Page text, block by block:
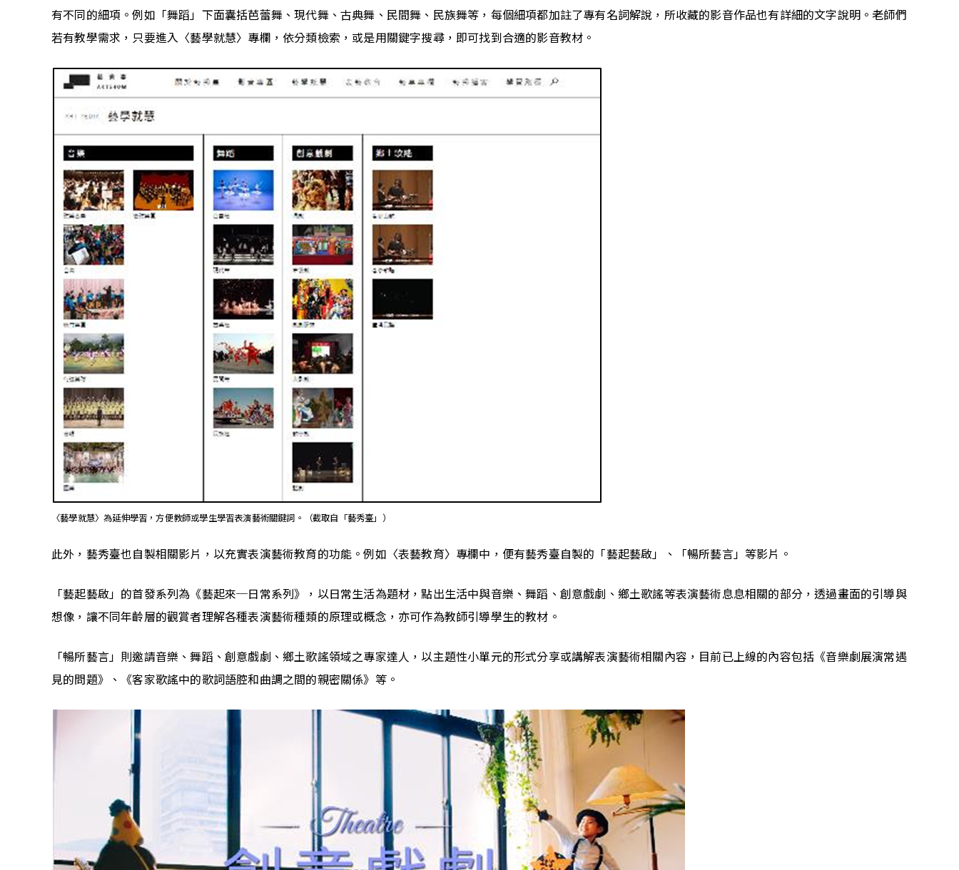
有不同的細項。例如「舞蹈」下面囊括芭蕾舞、現代舞、古典舞、民間舞、民族舞等，每個細項都加註了專有名詞解說，所收藏的影音作品也有詳細的文字說明。老師們
若有教學需求，只要進入〈藝學就慧〉專欄，依分類檢索，或是用關鍵字搜尋，即可找到合適的影音教材。
〈藝學就慧〉為延伸學習，方便教師或學生學習表演藝術關鍵詞。（截取自「藝秀臺」）
此外，藝秀臺也自製相關影片，以充實表演藝術教育的功能。例如〈表藝教育〉專欄中，便有藝秀臺自製的「藝起藝啟」、「暢所藝言」等影片。
「藝起藝啟」的首發系列為《藝起來─日常系列》，以日常生活為題材，點出生活中與音樂、舞蹈、創意戲劇、鄉土歌謠等表演藝術息息相關的部分，透過畫面的引導與
想像，讓不同年齡層的觀賞者理解各種表演藝術種類的原理或概念，亦可作為教師引導學生的教材。
「暢所藝言」則邀請音樂、舞蹈、創意戲劇、鄉土歌謠領域之專家達人，以主題性小單元的形式分享或講解表演藝術相關內容，目前已上線的內容包括《音樂劇展演常遇
見的問題》、《客家歌謠中的歌詞語腔和曲調之間的親密關係》等。